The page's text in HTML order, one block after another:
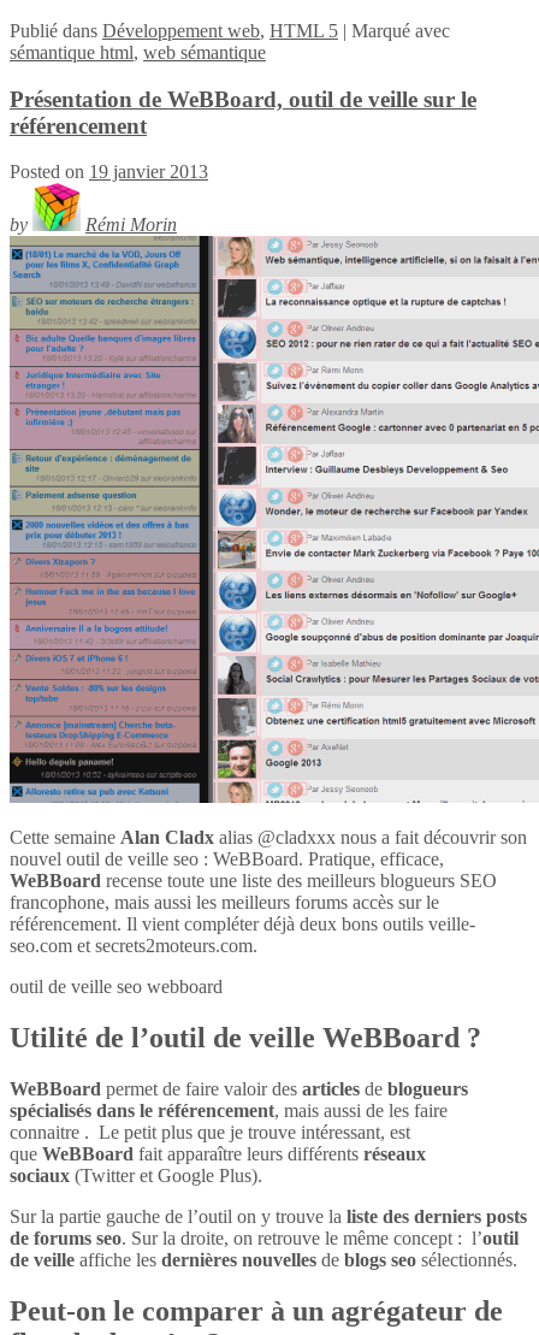
Publié dans Développement web, HTML 5 | Marqué avec
sémantique html, web sémantique
Présentation de WeBBoard, outil de veille sur le
référencement
Posted on 19 janvier 2013
by Rémi Morin
Cette semaine Alan Cladx alias @cladxxx nous a fait découvrir son
nouvel outil de veille seo : WeBBoard. Pratique, efficace,
WeBBoard recense toute une liste des meilleurs blogueurs SEO
francophone, mais aussi les meilleurs forums accès sur le
référencement. Il vient compléter déjà deux bons outils veille-
seo.com et secrets2moteurs.com.
outil de veille seo webboard
Utilité de l’outil de veille WeBBoard ?
WeBBoard permet de faire valoir des articles de blogueurs
spécialisés dans le référencement, mais aussi de les faire
connaitre . Le petit plus que je trouve intéressant, est
que WeBBoard fait apparaître leurs différents réseaux
sociaux (Twitter et Google Plus).
Sur la partie gauche de l’outil on y trouve la liste des derniers posts
de forums seo. Sur la droite, on retrouve le même concept : l’outil
de veille affiche les dernières nouvelles de blogs seo sélectionnés.
Peut-on le comparer à un agrégateur de